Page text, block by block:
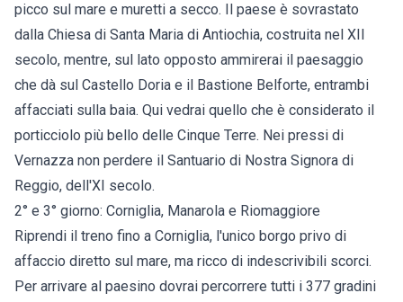
picco sul mare e muretti a secco. Il paese è sovrastato
dalla Chiesa di Santa Maria di Antiochia, costruita nel XII
secolo, mentre, sul lato opposto ammirerai il paesaggio
che dà sul Castello Doria e il Bastione Belforte, entrambi
affacciati sulla baia. Qui vedrai quello che è considerato il
porticciolo più bello delle Cinque Terre. Nei pressi di
Vernazza non perdere il Santuario di Nostra Signora di
Reggio, dell'XI secolo.
2° e 3° giorno: Corniglia, Manarola e Riomaggiore
Riprendi il treno fino a Corniglia, l'unico borgo privo di
affaccio diretto sul mare, ma ricco di indescrivibili scorci.
Per arrivare al paesino dovrai percorrere tutti i 377 gradini